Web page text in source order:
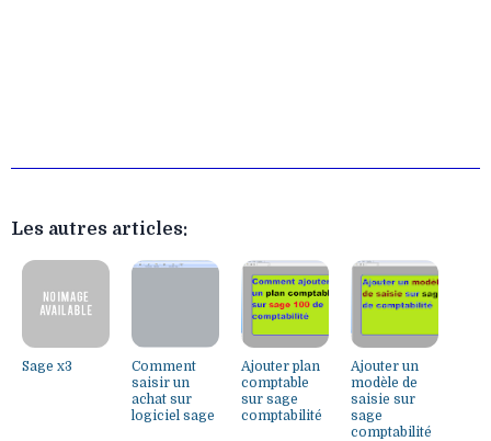
Les autres articles:
Sage x3
Comment
saisir un
achat sur
logiciel sage
Ajouter plan
comptable
sur sage
comptabilité
Ajouter un
modèle de
saisie sur
sage
comptabilité